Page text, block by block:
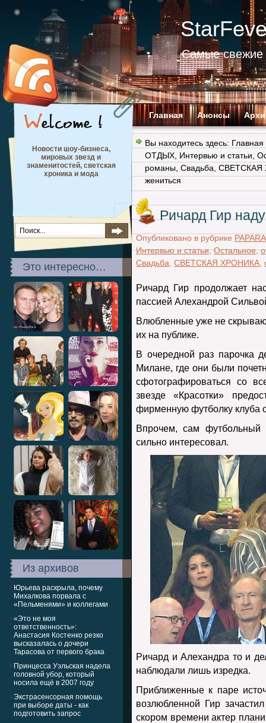
Самые свежие
Главная Анонсы
Новости шоу-бизнеса,
мировых звезд и
знаменитостей, светская
хроника и мода
Это интересно…
Из архивов
Юрьева раскрыла, почему
Михалкова порвала с
«Пельменями» и коллегами
«Это не моя
ответственность»:
Анастасия Костенко резко
высказалась о дочери
Тарасова от первого брака
Принцесса Уэльская надела
головной убор, который
носила ещё в 2007 году
Экстрасенсорная помощь
при выборе даты - как
подготовить запрос
Вы находитесь здесь: Главная
ОТДЫХ Интервью и статьи
романы Свадьба СВЕТСКАЯ
жениться
Ричард Гир
Опубликовано в рубрике
Интервью и статьи,Остальное,
Свадьба СВЕТСКАЯ ХРОНИКА
Ричард Гир продолжает
пассией Алехандрой
Влюбленные уже не
их на публике.
В очередной раз парочка
Милане, где они были
сфотографироваться со
звезде «Красотки»
фирменную футболку клуба
Впрочем, сам футбольный
сильно интересовал.
Ричард и Алехандра то и
наблюдали лишь изредка.
Приближенные к паре
возлюбленной Гир
скором времени актер